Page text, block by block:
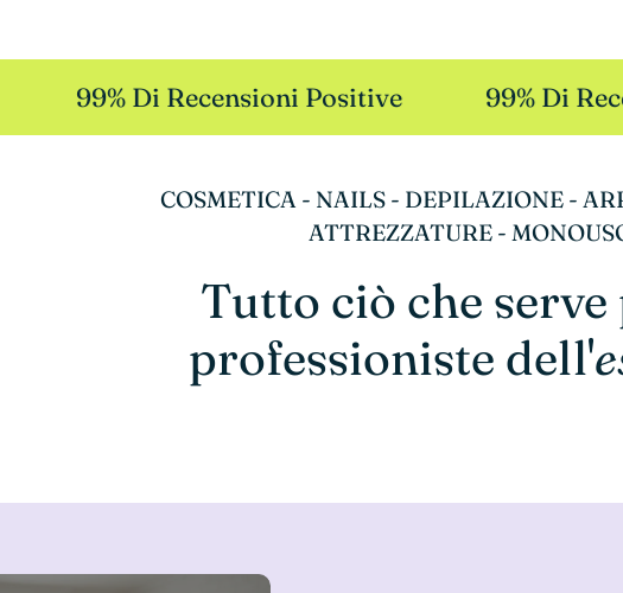
99% Di Recensioni Positive 99% Di
COSMETICA - NAILS - DEPILAZIONE -
ATTREZZATURE -
Tutto ciò che serve
professioniste dell'